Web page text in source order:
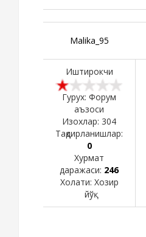
Malika_95
Иштирокчи
Гурух: Форум
аъзоси
Изохлар: 304
Тақдирланишлар:
0
Хурмат
даражаси: 246
Холати: Хозир
йўқ